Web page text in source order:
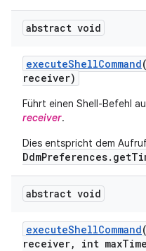
abstract void
executeShellCommand
receiver)
Führt einen Shell-Befehl
receiver.
Dies entspricht dem
abstract void
executeShellCommand
receiver, int maxTime